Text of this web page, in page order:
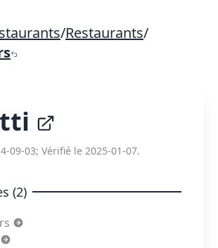
/Restaurants/
09-03; Vérifié le 2025-01-07.
(2)